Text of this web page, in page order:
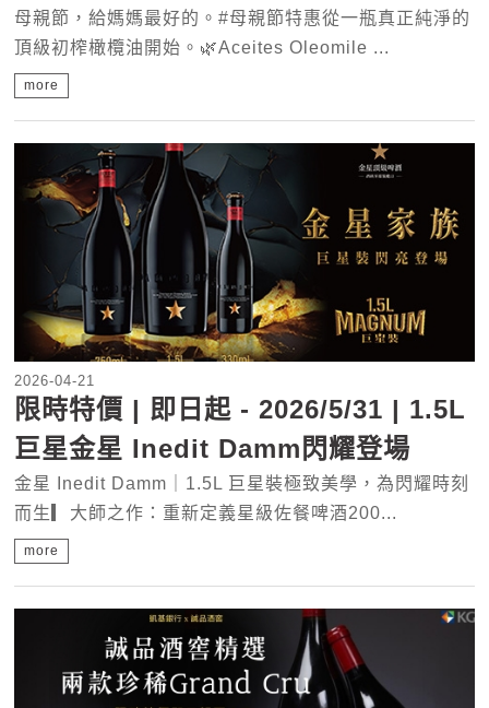
母親節，給媽媽最好的。#母親節特惠從一瓶真正純淨的
頂級初榨橄欖油開始。🌿Aceites Oleomile ...
more
2026-04-21
限時特價 | 即日起 - 2026/5/31 | 1.5L
巨星金星 Inedit Damm閃耀登場
金星 Inedit Damm｜1.5L 巨星裝極致美學，為閃耀時刻
而生▎大師之作：重新定義星級佐餐啤酒200...
more